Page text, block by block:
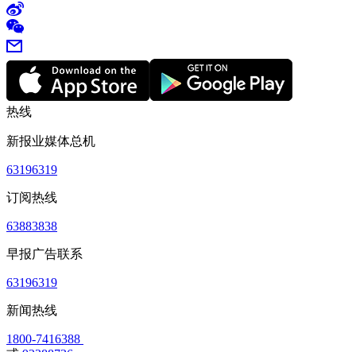
热线
新报业媒体总机
63196319
订阅热线
63883838
早报广告联系
63196319
新闻热线
1800-7416388